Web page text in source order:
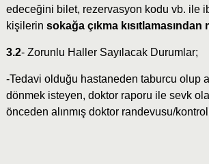
edeceğini bilet, rezervasyon kodu vb. ile
kişilerin sokağa çıkma kısıtlamasından
3.2- Zorunlu Haller Sayılacak Durumlar;
-Tedavi olduğu hastaneden taburcu olup
dönmek isteyen, doktor raporu ile sevk
önceden alınmış doktor randevusu/